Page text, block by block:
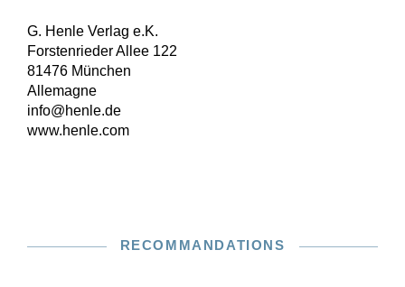
G. Henle Verlag e.K.
Forstenrieder Allee 122
81476 München
Allemagne
info@henle.de
www.henle.com
RECOMMANDATIONS